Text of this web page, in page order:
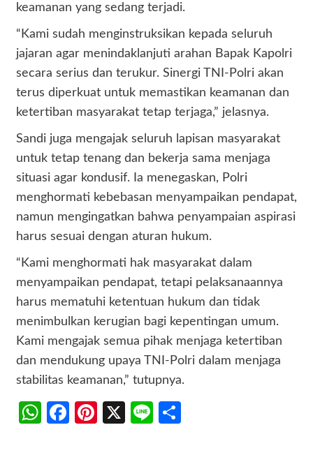
keamanan yang sedang terjadi.
“Kami sudah menginstruksikan kepada seluruh
jajaran agar menindaklanjuti arahan Bapak Kapolri
secara serius dan terukur. Sinergi TNI-Polri akan
terus diperkuat untuk memastikan keamanan dan
ketertiban masyarakat tetap terjaga,” jelasnya.
Sandi juga mengajak seluruh lapisan masyarakat
untuk tetap tenang dan bekerja sama menjaga
situasi agar kondusif. Ia menegaskan, Polri
menghormati kebebasan menyampaikan pendapat,
namun mengingatkan bahwa penyampaian aspirasi
harus sesuai dengan aturan hukum.
“Kami menghormati hak masyarakat dalam
menyampaikan pendapat, tetapi pelaksanaannya
harus mematuhi ketentuan hukum dan tidak
menimbulkan kerugian bagi kepentingan umum.
Kami mengajak semua pihak menjaga ketertiban
dan mendukung upaya TNI-Polri dalam menjaga
stabilitas keamanan,” tutupnya.
WhatsApp
Facebook
Pinterest
X Line